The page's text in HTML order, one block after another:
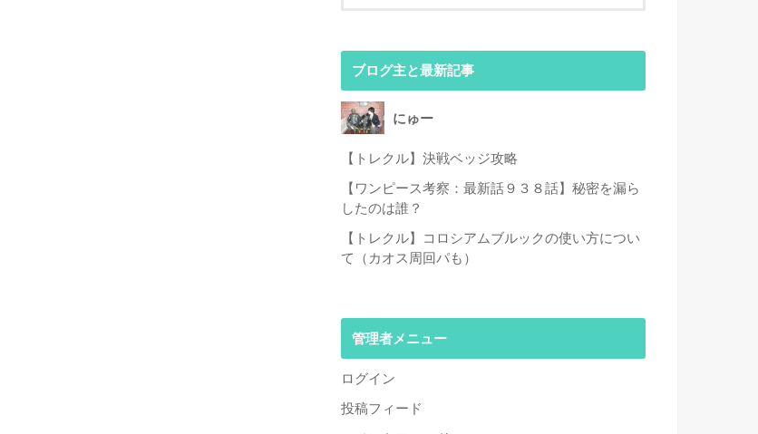
ブログ主と最新記事
にゅー
【トレクル】決戦ベッジ攻略
【ワンピース考察：最新話９３８話】秘密を漏ら
したのは誰？
【トレクル】コロシアムブルックの使い方につい
て（カオス周回パも）
管理者メニュー
ログイン
投稿フィード